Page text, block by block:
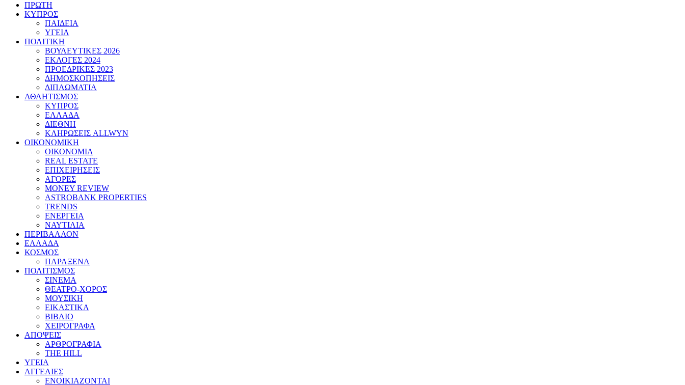
ΠΡΩΤΗ
ΚΥΠΡΟΣ
ΠΑΙΔΕΙΑ
ΥΓΕΙΑ
ΠΟΛΙΤΙΚΗ
ΒΟΥΛΕΥΤΙΚΕΣ 2026
ΕΚΛΟΓΕΣ 2024
ΠΡΟΕΔΡΙΚΕΣ 2023
ΔΗΜΟΣΚΟΠΗΣΕΙΣ
ΔΙΠΛΩΜΑΤΙΑ
ΑΘΛΗΤΙΣΜΟΣ
ΚΥΠΡΟΣ
ΕΛΛΑΔΑ
ΔΙΕΘΝΗ
ΚΛΗΡΩΣΕΙΣ ALLWYN
ΟΙΚΟΝΟΜΙΚΗ
ΟΙΚΟΝΟΜΙΑ
REAL ESTATE
ΕΠΙΧΕΙΡΗΣΕΙΣ
ΑΓΟΡΕΣ
MONEY REVIEW
ASTROBANK PROPERTIES
TRENDS
ΕΝΕΡΓΕΙΑ
ΝΑΥΤΙΛΙΑ
ΠΕΡΙΒΑΛΛΟΝ
ΕΛΛΑΔΑ
ΚΟΣΜΟΣ
ΠΑΡΑΞΕΝΑ
ΠΟΛΙΤΙΣΜΟΣ
ΣΙΝΕΜΑ
ΘΕΑΤΡΟ-ΧΟΡΟΣ
ΜΟΥΣΙΚΗ
ΕΙΚΑΣΤΙΚΑ
ΒΙΒΛΙΟ
ΧΕΙΡΟΓΡΑΦΑ
ΑΠΟΨΕΙΣ
ΑΡΘΡΟΓΡΑΦΙΑ
THE HILL
ΥΓΕΙΑ
ΑΓΓΕΛΙΕΣ
ΕΝΟΙΚΙΑΖΟΝΤΑΙ